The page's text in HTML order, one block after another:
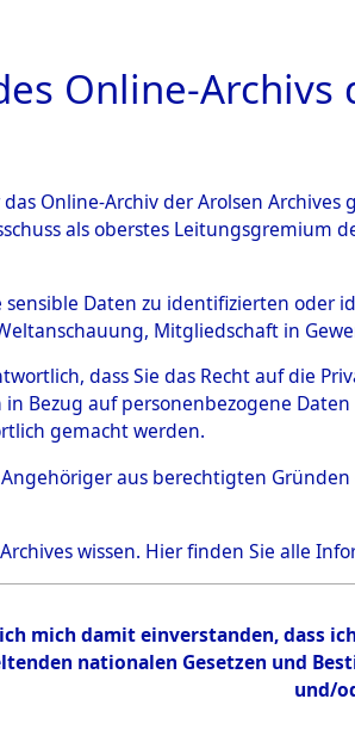
ARCHIVALE
Günzburg→
0074
Übergeordnetes
Inhalt
Zur Übersicht
Online-Archivs
Online-Archiv der Arolsen
als oberstes Leitungsgremium
sensible Daten zu identifizierten
Mitgliedschaft in
dass Sie das Recht auf die
Bezug auf personenbezogene
gemacht werden.
Angehöriger aus berechtigten
wissen. Hierfinden Sie alle
mich damit einverstanden, dass
nationalen Gesetzen und
und/